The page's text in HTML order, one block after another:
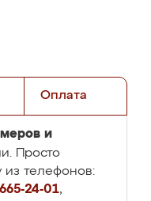
Оплата
и
Просто
из телефонов:
24-01,